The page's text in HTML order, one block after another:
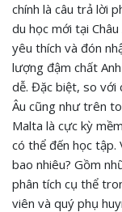
chính là câu trả lời
du học mới tại
yêu thích và đón
lượng đậm chất
dễ. Đặc biệt, so với
Âu cũng như trên
Malta là cực kỳ
có thể đến học tập.
bao nhiêu? Gồm
phân tích cụ thể
viên và quý phụ